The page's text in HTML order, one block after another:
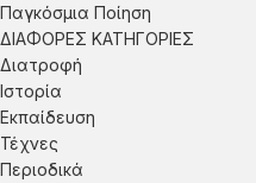
Παγκόσμια Ποίηση
ΔΙΑΦΟΡΕΣ ΚΑΤΗΓΟΡΙΕΣ
Διατροφή
Ιστορία
Εκπαίδευση
Τέχνες
Περιοδικά